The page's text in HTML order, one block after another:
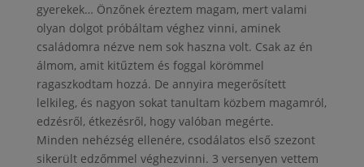
gyerekek… Önzőnek éreztem magam, mert valami
olyan dolgot próbáltam véghez vinni, aminek
családomra nézve nem sok haszna volt. Csak az én
álmom, amit kitűztem és foggal körömmel
ragaszkodtam hozzá. De annyira megerősített
lelkileg, és nagyon sokat tanultam közbem magamról,
edzésről, étkezésről, hogy valóban megérte.
Minden nehézség ellenére, csodálatos első szezont
sikerült edzőmmel véghezvinni. 3 versenyen vettem